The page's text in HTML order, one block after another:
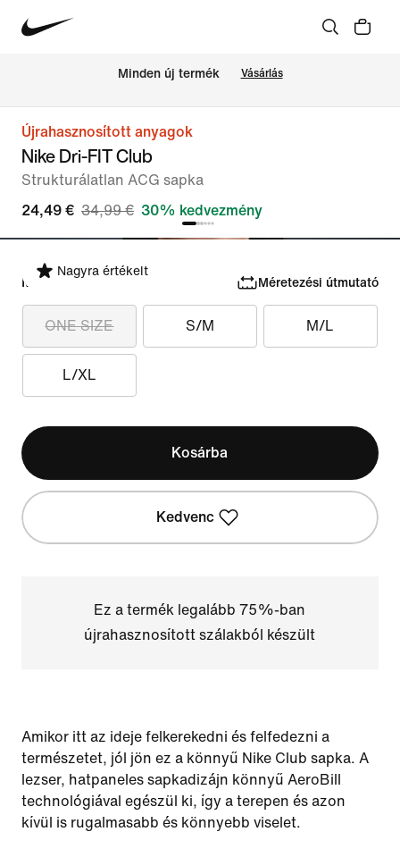
Minden új termék Vásárlás
Újrahasznosított anyagok
Nike Dri-FIT Club
Strukturálatlan ACG sapka
24,49 € 34,99 € 30% kedvezmény
Nagyra értékelt
Méret kiválasztása Méretezési útmutató
ONE SIZE S/M M/L
L/XL
Kosárba
Kedvenc
Ez a termék legalább 75%-ban
újrahasznosított szálakból készült
Amikor itt az ideje felkerekedni és felfedezni a
természetet, jól jön ez a könnyű Nike Club sapka. A
lezser, hatpaneles sapkadizájn könnyű AeroBill
technológiával egészül ki, így a terepen és azon
kívül is rugalmasabb és könnyebb viselet.